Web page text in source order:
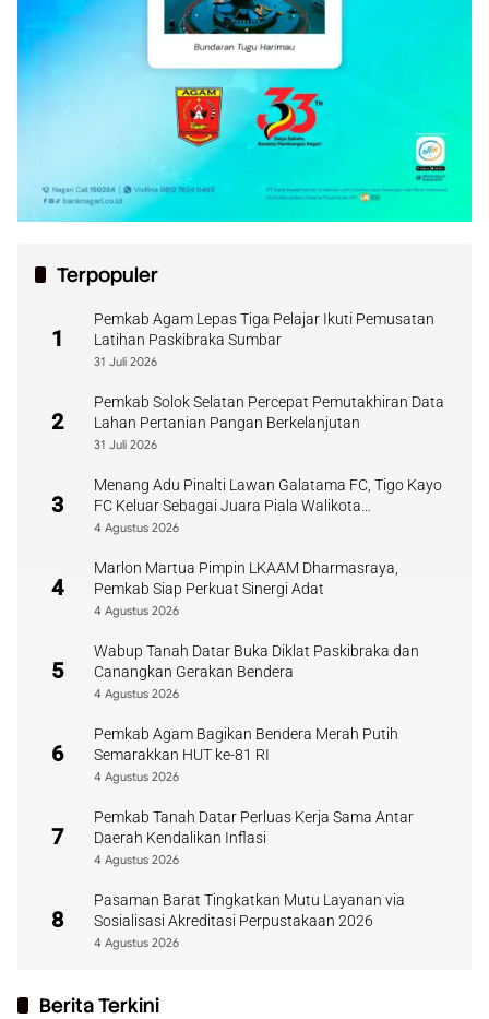
Terpopuler
1
Pemkab Agam Lepas Tiga Pelajar Ikuti Pemusatan
Latihan Paskibraka Sumbar
31 Juli 2026
2
Pemkab Solok Selatan Percepat Pemutakhiran Data
Lahan Pertanian Pangan Berkelanjutan
31 Juli 2026
3
Menang Adu Pinalti Lawan Galatama FC, Tigo Kayo
FC Keluar Sebagai Juara Piala Walikota
Payakumbuh
4 Agustus 2026
4
Marlon Martua Pimpin LKAAM Dharmasraya,
Pemkab Siap Perkuat Sinergi Adat
4 Agustus 2026
5
Wabup Tanah Datar Buka Diklat Paskibraka dan
Canangkan Gerakan Bendera
4 Agustus 2026
6
Pemkab Agam Bagikan Bendera Merah Putih
Semarakkan HUT ke-81 RI
4 Agustus 2026
7
Pemkab Tanah Datar Perluas Kerja Sama Antar
Daerah Kendalikan Inflasi
4 Agustus 2026
8
Pasaman Barat Tingkatkan Mutu Layanan via
Sosialisasi Akreditasi Perpustakaan 2026
4 Agustus 2026
Berita Terkini